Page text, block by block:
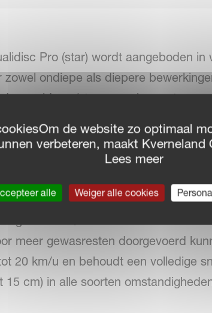
Pro (star) wordt aangeboden
zowel ondiepe als diepere
residuen (stro, groenbemesters,
de conische schijven blijft de
De kleine kartels geven een
een goede indringing, grote
met een hoog rendement,
met de Qualidisc Farmer heeft
meer gewasresten doorgevoerd
20 km/u en behoudt een volledige
cm) in alle soorten
de website zo optimaal
verbeteren, maakt Kverneland
Lees meer
alle Weiger alle cookies